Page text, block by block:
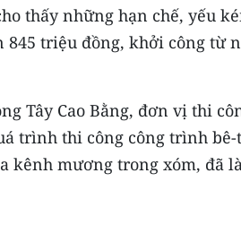
thấy những hạn chế, yếu
845 triệu đồng, khởi công từ
Tây Cao Bằng, đơn vị thi
trình thi công công trình bê-
kênh mương trong xóm, đã